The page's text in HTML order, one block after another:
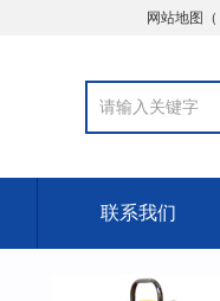
网站地图（
联系我们